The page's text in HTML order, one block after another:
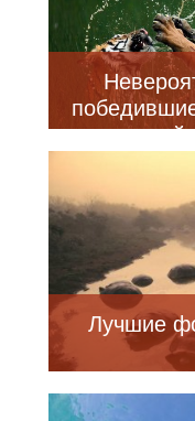
природный
Лучшие